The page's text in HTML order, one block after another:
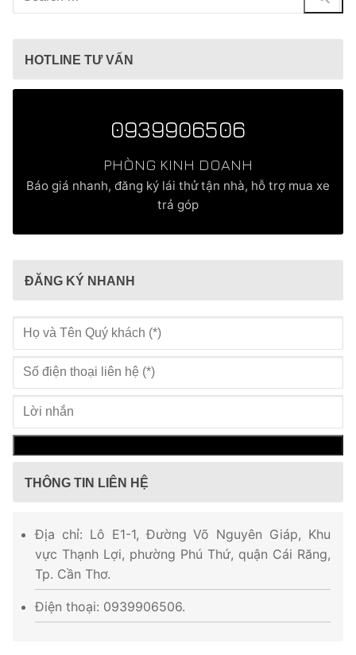
kiếm
HOTLINE TƯ VẤN
0939906506
PHÒNG KINH DOANH
Báo giá nhanh, đăng ký lái thử tận nhà, hỗ trợ mua xe
trả góp
ĐĂNG KÝ NHANH
THÔNG TIN LIÊN HỆ
Địa chỉ: Lô E1-1, Đường Võ Nguyên Giáp, Khu
vực Thạnh Lợi, phường Phú Thứ, quận Cái Răng,
Tp. Cần Thơ.
Điện thoại: 0939906506.